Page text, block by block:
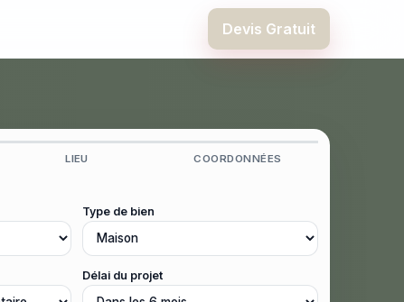
Devis Gratuit
LIEU COORDONNÉES
Type de bien
Délai du projet